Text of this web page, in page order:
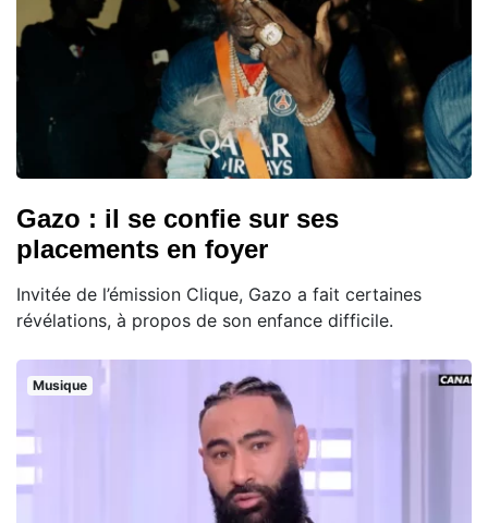
Gazo : il se confie sur ses
placements en foyer
Invitée de l’émission Clique, Gazo a fait certaines
révélations, à propos de son enfance difficile.
Musique